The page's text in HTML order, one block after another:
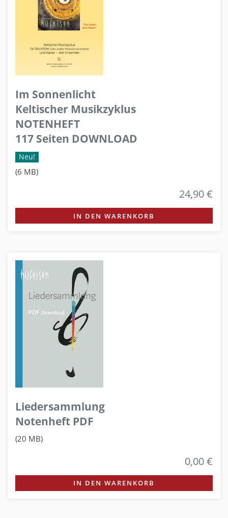
Im Sonnenlicht
Keltischer Musikzyklus
NOTENHEFT
117 Seiten DOWNLOAD
Neu!
(6 MB)
24,90 €
IN DEN WARENKORB
Liedersammlung
Notenheft PDF
(20 MB)
0,00 €
IN DEN WARENKORB